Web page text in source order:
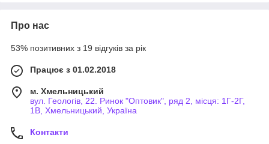
Про нас
53% позитивних з 19 відгуків за рік
Працює з 01.02.2018
м. Хмельницький
вул. Геологів, 22. Ринок "Оптовик", ряд 2, місця: 1Г-2Г,
1В, Хмельницький, Україна
Контакти